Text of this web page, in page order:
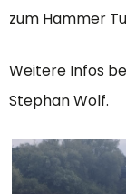
zum Hammer
Weitere Infos
Stephan Wolf.